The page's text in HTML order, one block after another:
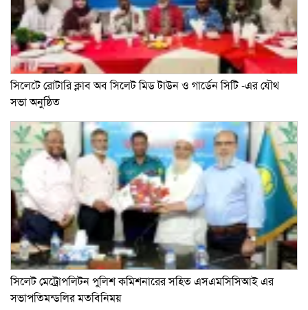
সিলেটে রোটারি ক্লাব অব সিলেট মিড টাউন ও গার্ডেন সিটি -এর যৌথ
সভা অনুষ্ঠিত
সিলেট মেট্রোপলিটন পুলিশ কমিশনারের সহিত এসএমসিসিআই এর
সভাপতিমন্ডলির মতবিনিময়